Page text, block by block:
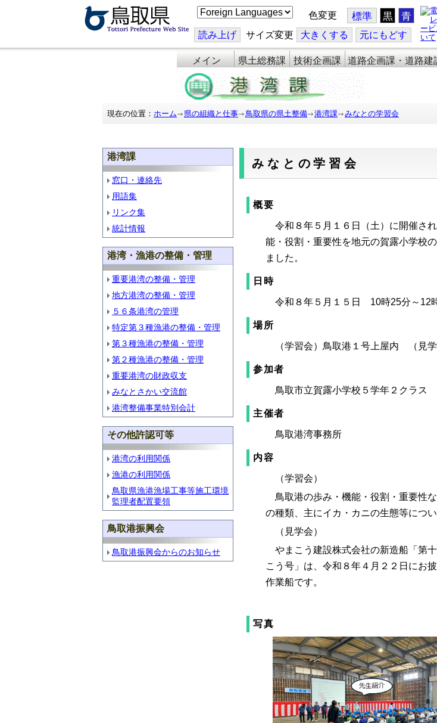
こ
の
ジ
を
翻
訳
す
る
色変更 標準 黒 青
読み上げ サイズ変更 大きくする 元にもどす
メイン 県土総務課 技術企画課 道路企画課・道路建
現在の位置： ホーム 県の組織と仕事 鳥取県の県土整備 港湾課 みなとの学習会
港湾課
窓口・連絡先
用語集
リンク集
統計情報
港湾・漁港の整備・管理
重要港湾の整備・管理
地方港湾の整備・管理
５６条港湾の管理
特定第３種漁港の整備・管理
第３種漁港の整備・管理
第２種漁港の整備・管理
重要港湾の財政収支
みなとさかい交流館
港湾整備事業特別会計
その他許認可等
港湾の利用関係
漁港の利用関係
鳥取県漁港漁場工事等施工環境
監理者配置要領
鳥取港振興会
鳥取港振興会からのお知らせ
みなとの学習会
概要
令和８年５月１６日（土）に開催さ
能・役割・重要性を地元の賀露小学校
ました。
日時
令和８年５月１５日 10時25分～12
場所
（学習会）鳥取港１号上屋内 （見学
参加者
鳥取市立賀露小学校５学年２クラス
主催者
鳥取港湾事務所
内容
（学習会）
鳥取港の歩み・機能・役割・重要性
の種類、主にイカ・カニの生態等につ
（見学会）
やまこう建設株式会社の新造船「第
こう号」は、令和８年４月２２日にお
作業船です。
写真